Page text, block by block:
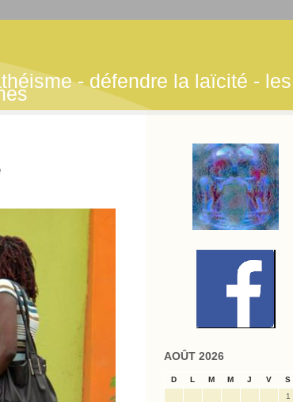
- défendre la laïcité - les
AOÛT 2026
D L M M J V
S
1